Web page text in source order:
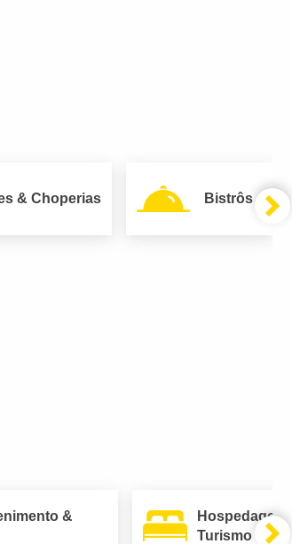
& Choperias Bistrôs
&
Hospedagem
Turismo